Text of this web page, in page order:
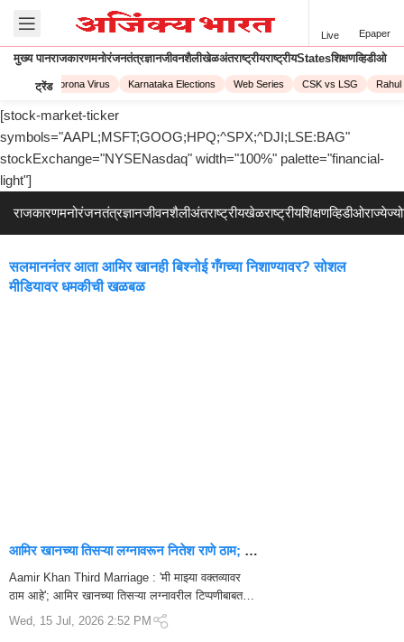
Live Epaper
मुख्य पानराजकारणमनोरंजनतंत्रज्ञानजीवनशैलीखेळअंतराष्ट्रीयराष्ट्रीयStatesशिक्षणव्हिडीओ
ट्रेंडCorona Virus Karnataka Elections Web Series CSK vs LSG Rahul
[stock-market-ticker
symbols="AAPL;MSFT;GOOG;HPQ;^SPX;^DJI;LSE:BAG"
stockExchange="NYSENasdaq" width="100%" palette="financial-
light"]
राजकारणमनोरंजनतंत्रज्ञानजीवनशैलीअंतराष्ट्रीयखेळराष्ट्रीयशिक्षणव्हिडीओराज्ये
सलमाननंतर आता आमिर खानही बिश्नोई गँगच्या निशाण्यावर? सोशल
मीडियावर धमकीची खळबळ
आमिर खानच्या तिसऱ्या लग्नावरून नितेश राणे ठाम; ‘मी
माझ्या वक्तव्यावर कायम’
Aamir Khan Third Marriage : 'मी माझ्या वक्तव्यावर
ठाम आहे'; आमिर खानच्या तिसऱ्या लग्नावरील टिप्पणीबाबत
नितेश राणेंचं स्पष्टीकरण बॉलिवूड अभिनेता आमिर खान ...
Wed, 15 Jul, 2026 2:52 PM